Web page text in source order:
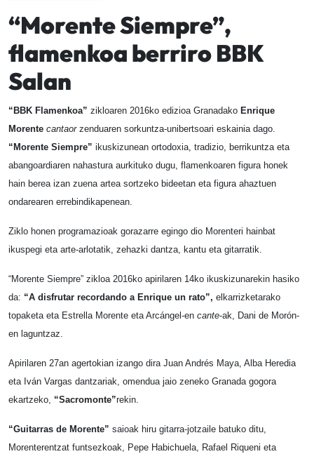
“Morente Siempre”,
flamenkoa berriro BBK
Salan
“BBK Flamenkoa” zikloaren 2016ko edizioa Granadako Enrique
Morente cantaorzenduaren sorkuntza-unibertsoari eskainia dago.
“Morente Siempre” ikuskizunean ortodoxia, tradizio, berrikuntza eta
abangoardiaren nahastura aurkituko dugu, flamenkoaren figura honek
hain berea izan zuena artea sortzeko bideetan eta figura ahaztuen
ondarearen errebindikapenean.
Ziklo honen programazioak gorazarre egingo dio Morenteri hainbat
ikuspegi eta arte-arlotatik, zehazki dantza, kantu eta gitarratik.
“Morente Siempre” zikloa 2016ko apirilaren 14ko ikuskizunarekin hasiko
da: “A disfrutar recordando a Enrique un rato”, elkarrizketarako
topaketa eta Estrella Morente eta Arcángel-en cante-ak, Dani de Morón-
en laguntzaz.
Apirilaren 27an agertokian izango dira Juan Andrés Maya, Alba Heredia
eta Iván Vargas dantzariak, omendua jaio zeneko Granada gogora
ekartzeko, “Sacromonte”rekin.
“Guitarras de Morente” saioak hiru gitarra-jotzaile batuko ditu,
Morenterentzat funtsezkoak, Pepe Habichuela, Rafael Riqueni eta